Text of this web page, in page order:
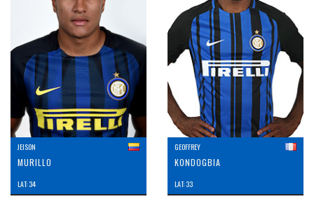
JEISON
MURILLO
LAT: 34
GEOFFREY
KONDOGBIA
LAT: 33